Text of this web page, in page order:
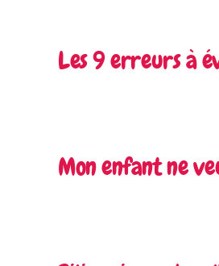
Les 9 erreurs à
Mon enfant ne